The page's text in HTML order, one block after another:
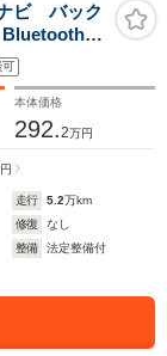
ビ バック
再
17イン
可
本体価格
292.2万円
円
走行 5.2万km
修復
なし
整備
法定整備付